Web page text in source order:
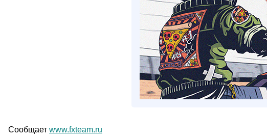
Сообщает www.fxteam.ru